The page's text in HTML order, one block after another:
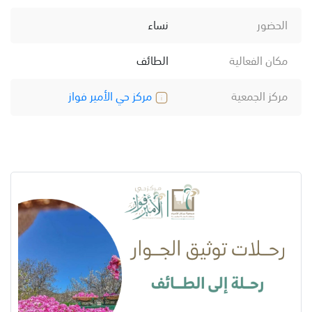
الحضور
نساء
مكان الفعالية
الطائف
مركز الجمعية
مركز حي الأمير فواز